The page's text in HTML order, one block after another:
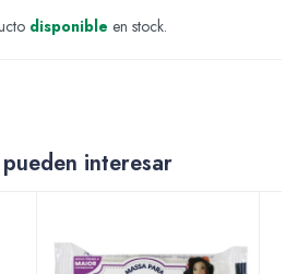
disponible en stock.
interesar
Artísticos